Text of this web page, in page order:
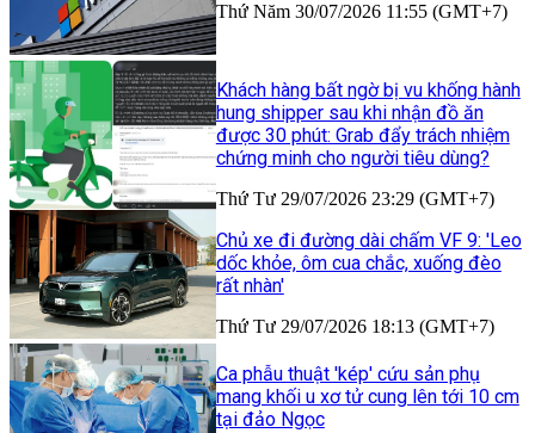
Thứ Năm 30/07/2026 11:55 (GMT+7)
Khách hàng bất ngờ bị vu khống hành
hung shipper sau khi nhận đồ ăn
được 30 phút: Grab đẩy trách nhiệm
chứng minh cho người tiêu dùng?
Thứ Tư 29/07/2026 23:29 (GMT+7)
Chủ xe đi đường dài chấm VF 9: 'Leo
dốc khỏe, ôm cua chắc, xuống đèo
rất nhàn'
Thứ Tư 29/07/2026 18:13 (GMT+7)
Ca phẫu thuật 'kép' cứu sản phụ
mang khối u xơ tử cung lên tới 10 cm
tại đảo Ngọc